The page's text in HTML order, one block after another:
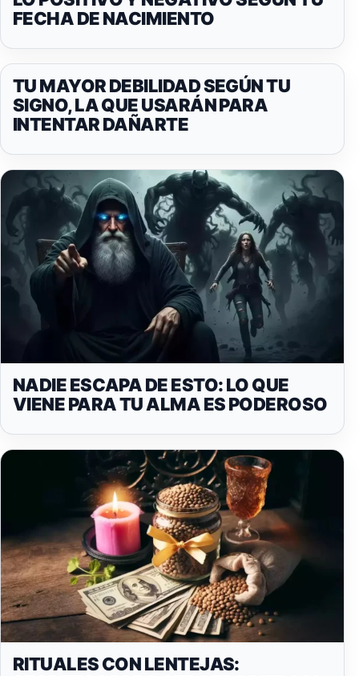
FECHA DE NACIMIENTO
TU MAYOR DEBILIDAD SEGÚN TU
SIGNO, LA QUE USARÁN PARA
INTENTAR DAÑARTE
NADIE ESCAPA DE ESTO: LO QUE
VIENE PARA TU ALMA ES PODEROSO
RITUALES CON LENTEJAS: